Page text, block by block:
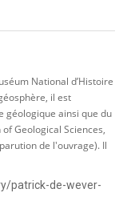
National d’Histoire
il est
géologique ainsi que du
Geological Sciences,
de l'ouvrage). Il
patrick-de-wever-